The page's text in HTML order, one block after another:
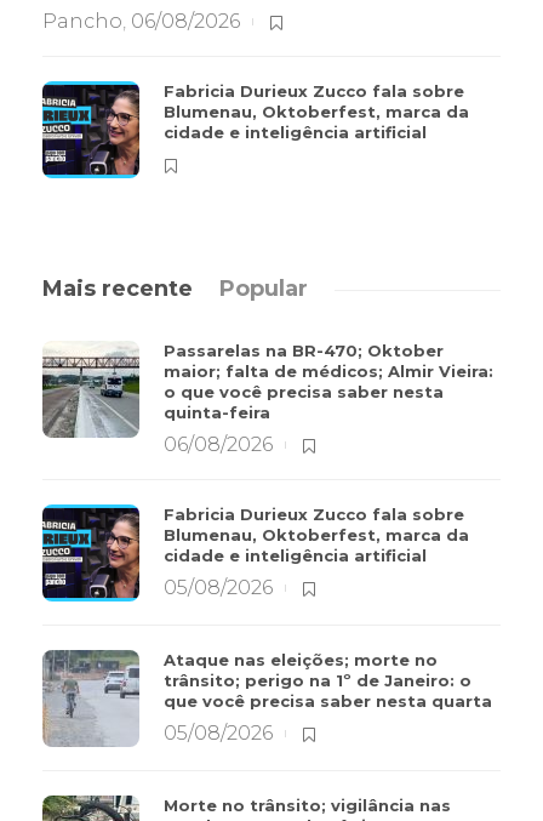
Pancho, 06/08/2026
Fabricia Durieux Zucco fala sobre
Blumenau, Oktoberfest, marca da
cidade e inteligência artificial
Mais recente Popular
Passarelas na BR-470; Oktober
maior; falta de médicos; Almir Vieira:
o que você precisa saber nesta
quinta-feira
06/08/2026
Fabricia Durieux Zucco fala sobre
Blumenau, Oktoberfest, marca da
cidade e inteligência artificial
05/08/2026
Ataque nas eleições; morte no
trânsito; perigo na 1º de Janeiro: o
que você precisa saber nesta quarta
05/08/2026
Morte no trânsito; vigilância nas